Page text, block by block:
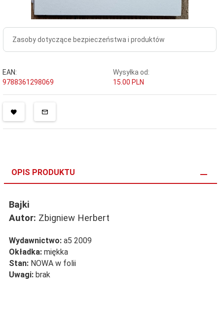
Zasoby dotyczące bezpieczeństwa i produktów
EAN:
9788361298069
Wysyłka od:
15.00 PLN
OPIS PRODUKTU
Bajki
Autor: Zbigniew Herbert
Wydawnictwo: a5 2009
Okładka: miękka
Stan: NOWA w folii
Uwagi: brak